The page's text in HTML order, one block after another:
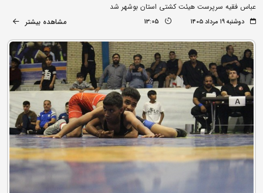
عباس فقیه سرپرست هیئت کشتی استان بوشهر شد
دوشنبه ۱۹ مرداد ۱۴۰۵ 13:05 مشاهده بیشتر